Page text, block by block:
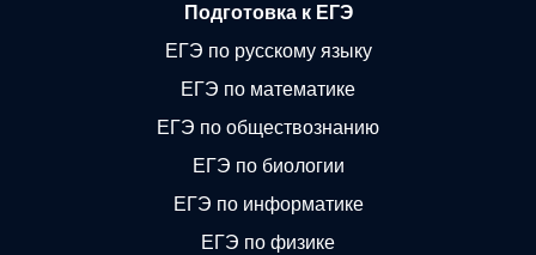
Подготовка к ЕГЭ
ЕГЭ по русскому языку
ЕГЭ по математике
ЕГЭ по обществознанию
ЕГЭ по биологии
ЕГЭ по информатике
ЕГЭ по физике